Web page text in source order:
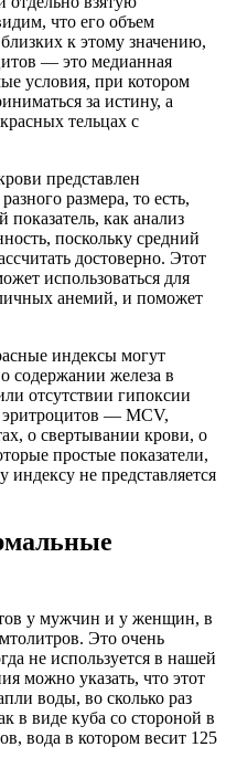
что его объем
к этому значению,
— это медианная
условия, при котором
за истину, а
тельцах с
представлен
размера, то есть,
показатель, как анализ
поскольку средний
достоверно. Этот
использоваться для
анемий, и поможет
индексы могут
содержании железа в
отсутствии гипоксии
эритроцитов — MCV,
о свертывании крови, о
простые показатели,
не представляется
у мужчин и у женщин, в
Это очень
не используется в нашей
можно указать, что этот
воды, во сколько раз
в виде куба со стороной в
вода в котором весит 125